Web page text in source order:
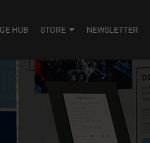
HUB STORE NEWSLETTER